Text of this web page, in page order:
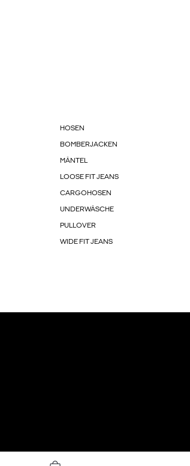
HOSEN
BOMBERJACKEN
MÄNTEL
LOOSE FIT JEANS
CARGOHOSEN
UNDERWÄSCHE
PULLOVER
WIDE FIT JEANS